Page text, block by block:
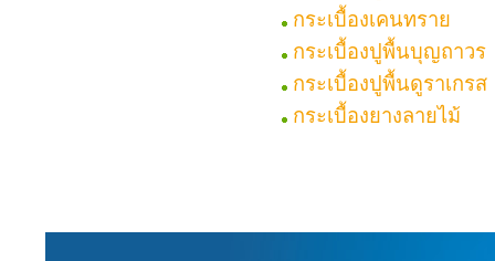
กระเบื้องเคนทราย
กระเบื้องปูพื้นบุญถาวร
กระเบื้องปูพื้นดูราเกรส
กระเบื้องยางลายไม้